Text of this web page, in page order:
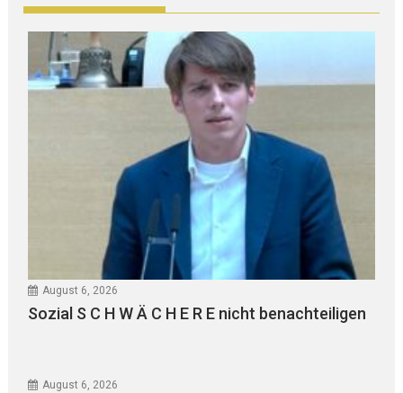
August 6, 2026
Sozial S C H W Ä C H E R E nicht benachteiligen
August 6, 2026